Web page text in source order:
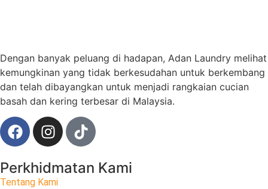
Dengan banyak peluang di hadapan, Adan Laundry melihat
kemungkinan yang tidak berkesudahan untuk berkembang
dan telah dibayangkan untuk menjadi rangkaian cucian
basah dan kering terbesar di Malaysia.
Perkhidmatan Kami
Tentang Kami